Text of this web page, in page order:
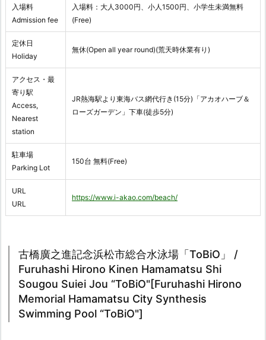
入場料
Admission fee
入場料：大人3000円、小人1500円、小学生未満無料
(Free)
定休日
Holiday
無休(Open all year round)(荒天時休業有り)
アクセス・最
寄り駅
Access,
Nearest
station
JR熱海駅より東海バス網代行き(15分)「アカオハーブ＆
ローズガーデン」下車(徒歩5分)
駐車場
Parking Lot
150台 無料(Free)
URL
URL
https://www.i-akao.com/beach/
古橋廣之進記念浜松市総合水泳場「ToBiO」 /
Furuhashi Hirono Kinen Hamamatsu Shi
Sougou Suiei Jou “ToBiO"[Furuhashi Hirono
Memorial Hamamatsu City Synthesis
Swimming Pool “ToBiO"]